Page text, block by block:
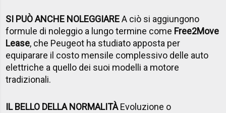
SI PUÒ ANCHE NOLEGGIAREA ciò si aggiungono
formule di noleggio a lungo termine come Free2Move
Lease, che Peugeot ha studiato apposta per
equiparare il costo mensile complessivo delle auto
elettriche a quello dei suoi modelli a motore
tradizionali.
IL BELLO DELLA NORMALITÀEvoluzione o